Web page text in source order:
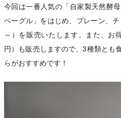
今回は一番人気の「自家製天然酵
ベーグル」をはじめ、プレーン、
～）を販売いたします。また、お
円）も販売しますので、3種類とも
らがおすすめです！